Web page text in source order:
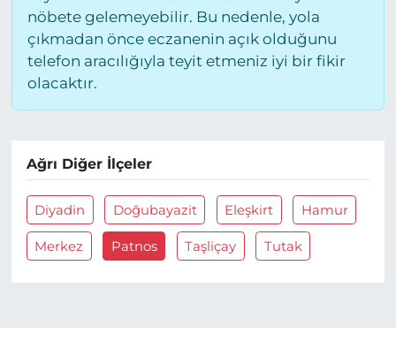
nöbete gelemeyebilir. Bu nedenle, yola
çıkmadan önce eczanenin açık olduğunu
telefon aracılığıyla teyit etmeniz iyi bir fikir
olacaktır.
Ağrı Diğer İlçeler
Diyadin Doğubayazit Eleşkirt Hamur
Merkez Patnos Taşliçay Tutak